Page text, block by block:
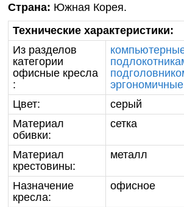
Страна: Южная Корея.
Технические характеристики:
Из разделов
категории
офисные кресла
:
эргономичные
Цвет:
серый
Материал
обивки:
сетка
Материал
крестовины:
металл
Назначение
кресла:
офисное